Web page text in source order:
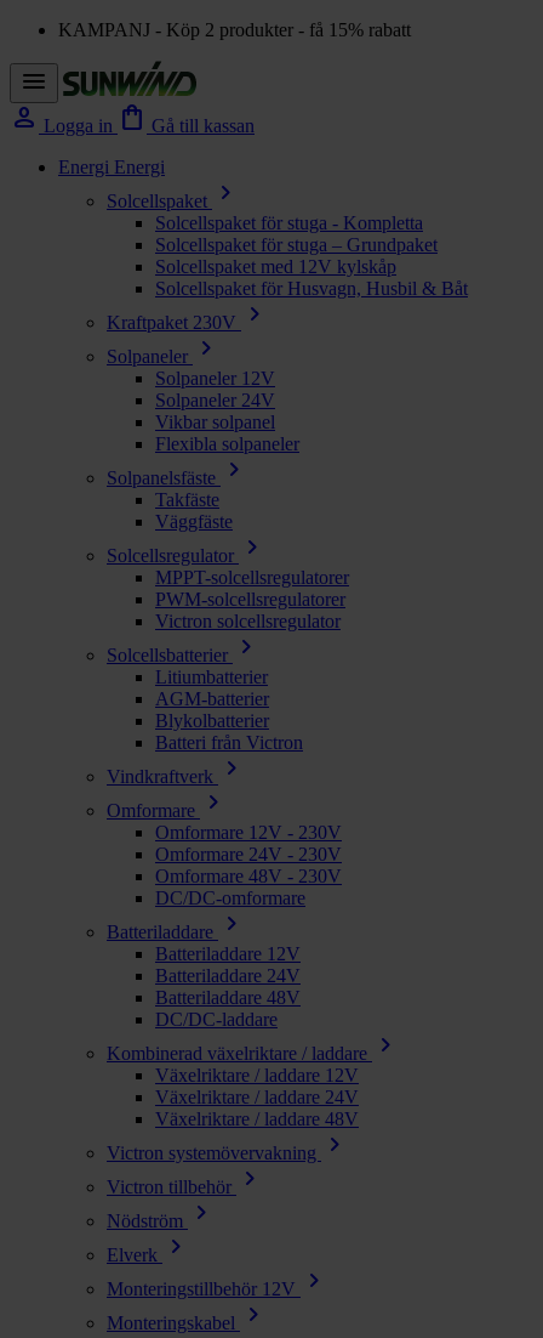
KAMPANJ - Köp 2 produkter - få 15% rabatt
menu
person Logga in shopping_bag Gå till kassan
Energi Energi
Solcellspaket
chevron_right
Solcellspaket för stuga - Kompletta
Solcellspaket för stuga – Grundpaket
Solcellspaket med 12V kylskåp
Solcellspaket för Husvagn, Husbil & Båt
Kraftpaket 230V
chevron_right
Solpaneler chevron_right
Solpaneler 12V
Solpaneler 24V
Vikbar solpanel
Flexibla solpaneler
Solpanelsfäste
chevron_right
Takfäste
Väggfäste
Solcellsregulator
chevron_right
MPPT-solcellsregulatorer
PWM-solcellsregulatorer
Victron solcellsregulator
Solcellsbatterier
chevron_right
Litiumbatterier
AGM-batterier
Blykolbatterier
Batteri från Victron
Vindkraftverk
chevron_right
Omformare chevron_right
Omformare 12V - 230V
Omformare 24V - 230V
Omformare 48V - 230V
DC/DC-omformare
Batteriladdare
chevron_right
Batteriladdare 12V
Batteriladdare 24V
Batteriladdare 48V
DC/DC-laddare
Kombinerad växelriktare / laddare
chevron_right
Växelriktare / laddare 12V
Växelriktare / laddare 24V
Växelriktare / laddare 48V
Victron systemövervakning
chevron_right
Victron tillbehör chevron_right
Nödström chevron_right
Elverk chevron_right
Monteringstillbehör 12V chevron_right
Monteringskabel chevron_right